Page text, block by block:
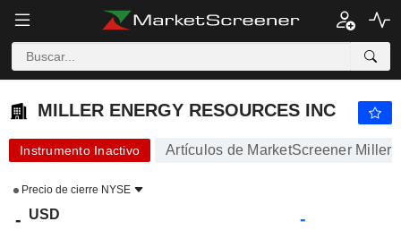
MILLER ENERGY RESOURCES INC
MILLER ENERGY RESOURCES INC
Instrumento Inactivo Artículos de MarketScreener Miller
Precio de cierre NYSE
- USD -